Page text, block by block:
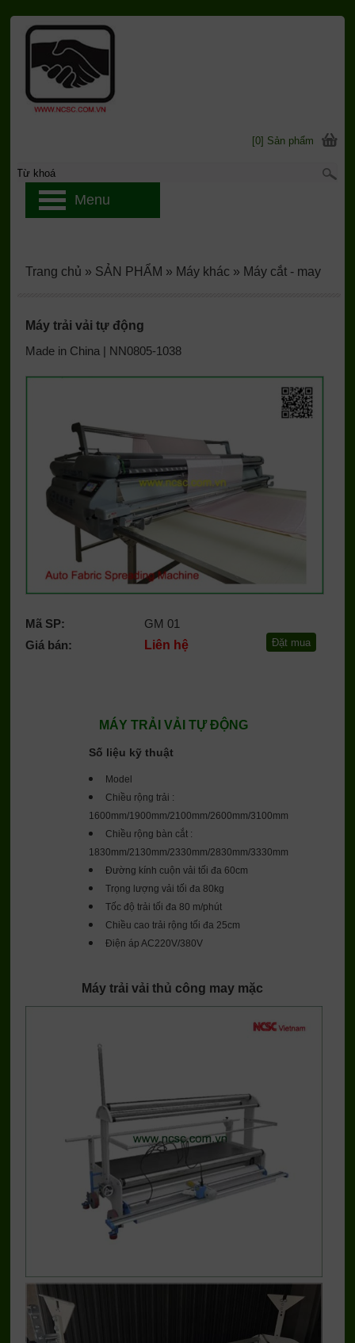
Máy trải vải tự động
Made in China | NN0805-1038
Mã SP:
GM 01
Giá bán:
Liên hệ
MÁY TRẢI VẢI TỰ ĐỘNG
Số liệu kỹ thuật
Model
Chiều rộng trải :
1600mm/1900mm/2100mm/2600mm/3100mm
Chiều rộng bàn cắt :
1830mm/2130mm/2330mm/2830mm/3330mm
Đường kính cuộn vải tối đa 60cm
Trọng lượng vải tối đa 80kg
Tốc độ trải tối đa 80 m/phút
Chiều cao trải rộng tối đa 25cm
Điện áp AC220V/380V
Máy trải vải thủ công may mặc
Trang chủ » SẢN PHẨM » Máy khác » Máy cắt - may
[0] Sản phẩm
Menu